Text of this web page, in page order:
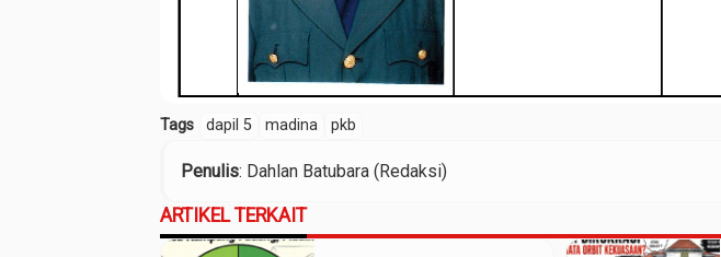
Tags dapil 5 madina pkb
Penulis: Dahlan Batubara (Redaksi)
ARTIKEL TERKAIT